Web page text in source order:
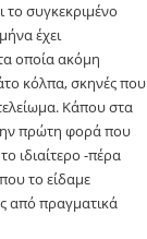
το συγκεκριμένο
έχει
οποία ακόμη
κόλπα, σκηνές που
Κάπου στα
πρώτη φορά που
ιδιαίτερο -πέρα
το είδαμε
από πραγματικά